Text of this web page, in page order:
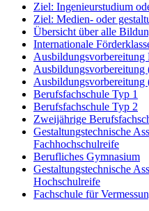
Ziel: Ingenieurstudium
Ziel: Medien- oder
Übersicht über alle
Internationale
Ausbildungsvorbereitung
Ausbildungsvorbereitung
Berufsfachschule Typ 1
Berufsfachschule Typ 2
Zweijährige
Gestaltungstechnische
Fachhochschulreife
Berufliches Gymnasium
Gestaltungstechnische
Hochschulreife
Fachschule für